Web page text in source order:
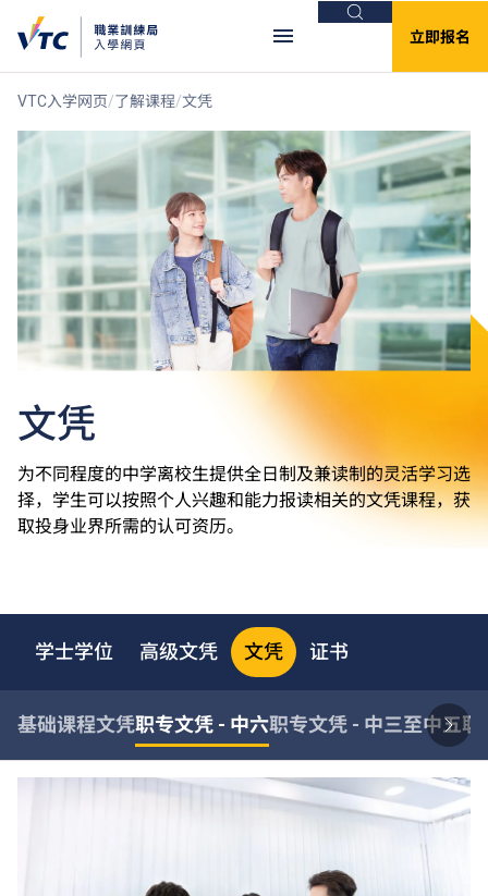
搜索
立即报名
VTC入学网页 了解课程 文凭
文凭
为不同程度的中学离校生提供全日制及兼读制的灵活学习选
择，学生可以按照个人兴趣和能力报读相关的文凭课程，获
取投身业界所需的认可资历。
学士学位 高级文凭 文凭 证书
基础课程文凭职专文凭 - 中六职专文凭 - 中三至中五职